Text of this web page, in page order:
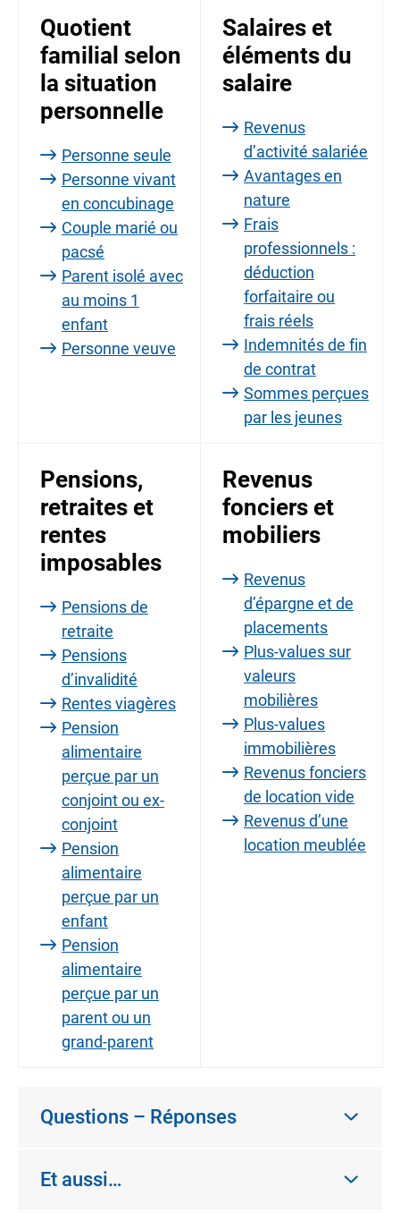
Quotient
familial selon
la situation
personnelle
Personne seule
Personne vivant
en concubinage
Couple marié ou
pacsé
Parent isolé avec
au moins 1
enfant
Personne veuve
Salaires et
éléments du
salaire
Revenus
d’activité salariée
Avantages en
nature
Frais
professionnels :
déduction
forfaitaire ou
frais réels
Indemnités de fin
de contrat
Sommes perçues
par les jeunes
Pensions,
retraites et
rentes
imposables
Pensions de
retraite
Pensions
d’invalidité
Rentes viagères
Pension
alimentaire
perçue par un
conjoint ou ex-
conjoint
Pension
alimentaire
perçue par un
enfant
Pension
alimentaire
perçue par un
parent ou un
grand-parent
Revenus
fonciers et
mobiliers
Revenus
d’épargne et de
placements
Plus-values sur
valeurs
mobilières
Plus-values
immobilières
Revenus fonciers
de location vide
Revenus d’une
location meublée
Questions – Réponses
Et aussi…